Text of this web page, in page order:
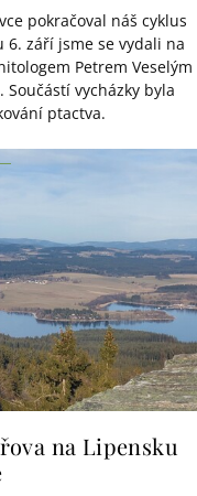
pokračoval náš cyklus
6. září jsme se vydali na
Petrem Veselým
vycházky byla
ptactva.
na Lipensku